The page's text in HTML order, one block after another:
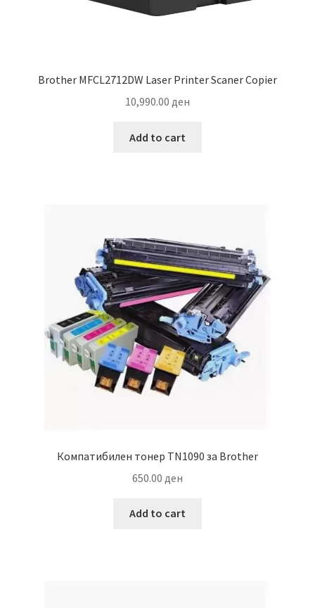
Brother MFCL2712DW Laser Printer Scaner Copier
10,990.00 ден
Add to cart
Компатибилен тонер TN1090 за Brother
650.00 ден
Add to cart